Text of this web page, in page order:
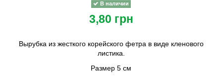
В наличии
3,80 грн
Вырубка из жесткого корейского фетра в виде кленового
листика.
Размер 5 см